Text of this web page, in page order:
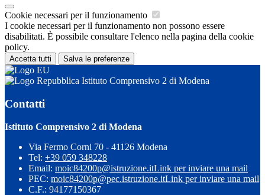
Cookie necessari per il funzionamento
I cookie necessari per il funzionamento non possono essere
disabilitati. È possibile consultare l'elenco nella pagina della cookie
policy.
Accetta tutti Salva le preferenze
Istituto Comprensivo 2 di Modena
Contatti
Istituto Comprensivo 2 di Modena
Via Fermo Corni 70 - 41126 Modena
Tel: +39 059 348228
Email: moic84200p@istruzione.itLink per inviare una mail
PEC: moic84200p@pec.istruzione.itLink per inviare una mail
C.F.: 94177150367